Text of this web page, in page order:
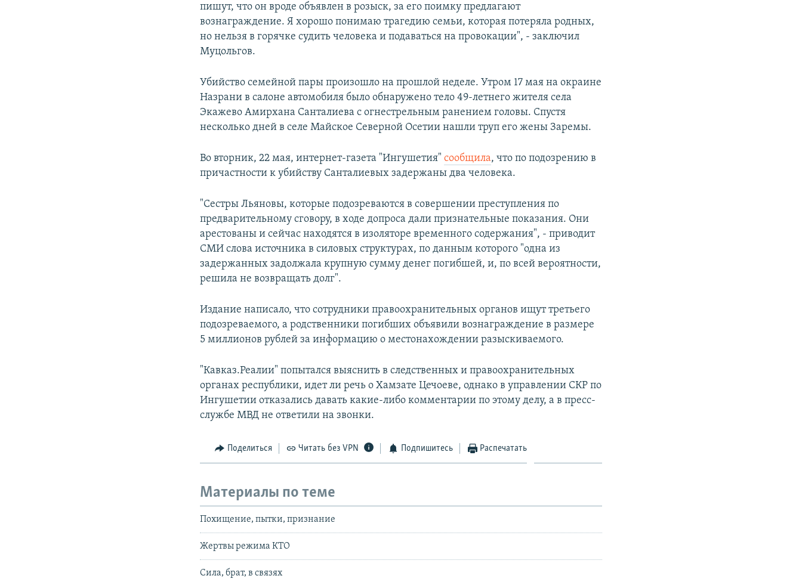
пишут, что он вроде объявлен в розыск, за его поимку предлагают
вознаграждение. Я хорошо понимаю трагедию семьи, которая потеряла родных,
но нельзя в горячке судить человека и подаваться на провокации", - заключил
Муцольгов.
Убийство семейной пары произошло на прошлой неделе. Утром 17 мая на окраине
Назрани в салоне автомобиля было обнаружено тело 49-летнего жителя села
Экажево Амирхана Санталиева с огнестрельным ранением головы. Спустя
несколько дней в селе Майское Северной Осетии нашли труп его жены Заремы.
Во вторник, 22 мая, интернет-газета "Ингушетия"сообщила, что по подозрению в
причастности к убийству Санталиевых задержаны два человека.
"Сестры Льяновы, которые подозреваются в совершении преступления по
предварительному сговору, в ходе допроса дали признательные показания. Они
арестованы и сейчас находятся в изоляторе временного содержания", - приводит
СМИ слова источника в силовых структурах, по данным которого "одна из
задержанных задолжала крупную сумму денег погибшей, и, по всей вероятности,
решила не возвращать долг".
Издание написало, что сотрудники правоохранительных органов ищут третьего
подозреваемого, а родственники погибших объявили вознаграждение в размере
5 миллионов рублей за информацию о местонахождении разыскиваемого.
"Кавказ.Реалии" попытался выяснить в следственных и правоохранительных
органах республики, идет ли речь о Хамзате Цечоеве, однако в управлении СКР по
Ингушетии отказались давать какие-либо комментарии по этому делу, а в пресс-
службе МВД не ответили на звонки.
Поделиться Читать без VPN Подпишитесь Распечатать
Материалы по теме
Похищение, пытки, признание
Жертвы режима КТО
Сила, брат, в связях